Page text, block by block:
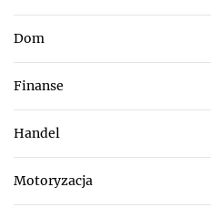
Dom
Finanse
Handel
Motoryzacja